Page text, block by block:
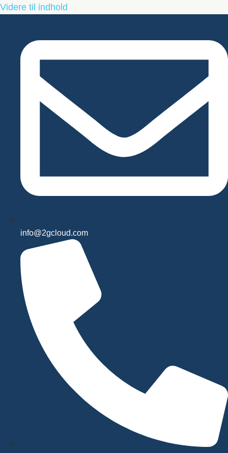
Videre til indhold
info@2gcloud.com